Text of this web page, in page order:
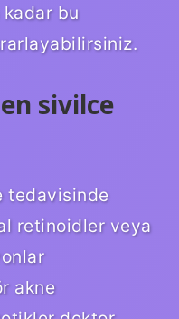
kadar bu
sivilce
tedavisinde
retinoidler veya
akne